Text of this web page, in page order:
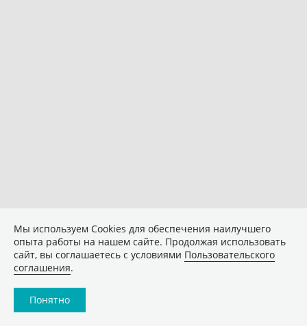
Мы используем Сookies для обеспечения наилучшего
опыта работы на нашем сайте. Продолжая использовать
сайт, вы соглашаетесь с условиями Пользовательского
соглашения.
Понятно